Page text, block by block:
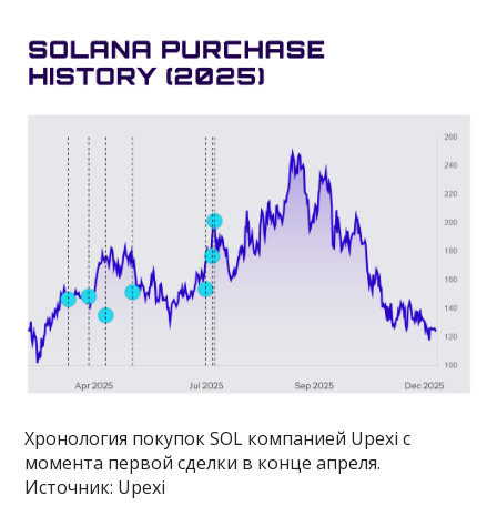
Хронология покупок SOL компанией Upexi с
момента первой сделки в конце апреля.
Источник: Upexi